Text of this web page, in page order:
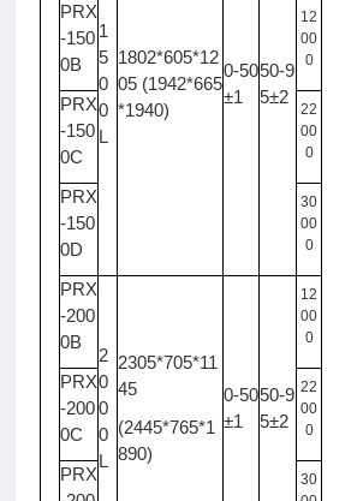
1
5
0
0
L
1802*605*12
05 (1942*665
*1940)
0-50
±1
50-9
5±2
PRX
-150
0B
12
00
0
PRX
-150
0C
22
00
0
PRX
-150
0D
30
00
0
PRX
-200
0B
2
0
0
0
L
2305*705*11
45
(2445*765*1
890)
0-50
±1
50-9
5±2
12
00
0
PRX
-200
0C
22
00
0
PRX
30